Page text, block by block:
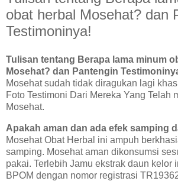
obat herbal Mosehat? dan
Testimoninya!
Tulisan tentang Berapa lama minum
Mosehat? dan Pantengin
Mosehat sudah tidak diragukan lagi
Foto Testimoni Dari Mereka Yang Telah
Mosehat.
Apakah aman dan ada efek samping
Mosehat Obat Herbal ini ampuh
samping. Mosehat aman dikonsumsi
pakai. Terlebih Jamu ekstrak daun kelor
BPOM dengan nomor registrasi